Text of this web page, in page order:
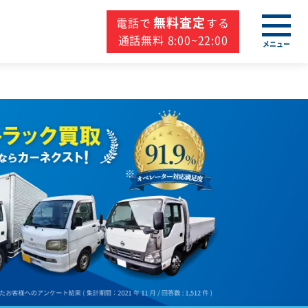
電話で 無料査定する
通話無料 8:00~22:00
メニュー